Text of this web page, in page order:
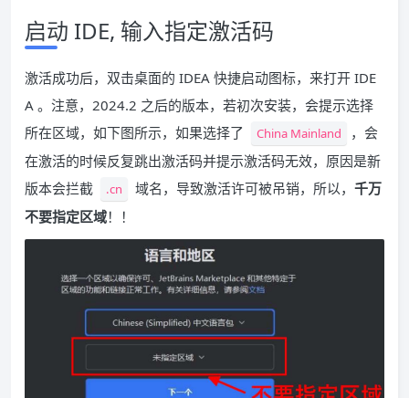
启动 IDE, 输入指定激活码
激活成功后，双击桌面的 IDEA 快捷启动图标，来打开 IDE
A 。注意，2024.2 之后的版本，若初次安装，会提示选择
所在区域，如下图所示，如果选择了
China Mainland
，会
在激活的时候反复跳出激活码并提示激活码无效，原因是新
版本会拦截
.cn 域名，导致激活许可被吊销，所以， 千万
不要指定区域！！